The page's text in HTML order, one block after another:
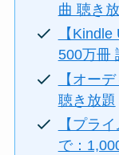
曲 聴き
【
500万冊
【オー
聴き放題
【プラ
で：